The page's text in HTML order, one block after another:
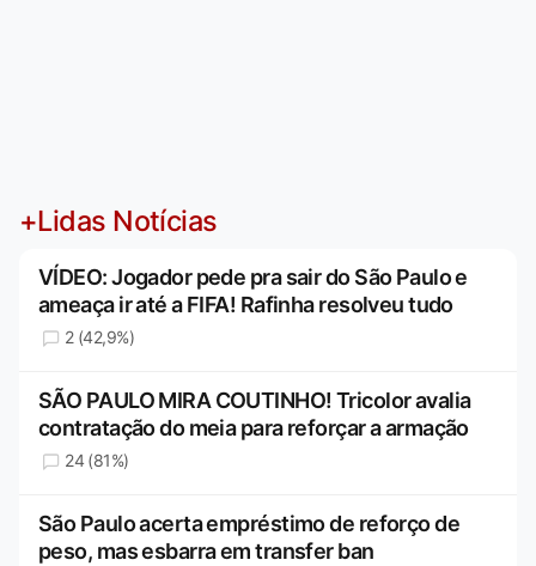
+Lidas Notícias
VÍDEO: Jogador pede pra sair do São Paulo e
ameaça ir até a FIFA! Rafinha resolveu tudo
2 (42,9%)
SÃO PAULO MIRA COUTINHO! Tricolor avalia
contratação do meia para reforçar a armação
24 (81%)
São Paulo acerta empréstimo de reforço de
peso, mas esbarra em transfer ban